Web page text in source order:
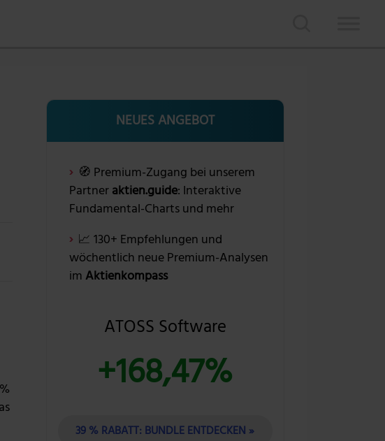
NEUES ANGEBOT
🧭 Premium-Zugang bei unserem
Partneraktien.guide: Interaktive
Fundamental-Charts und mehr
📈 130+ Empfehlungen und
wöchentlich neue Premium-Analysen
im Aktienkompass
ATOSS Software
+168,47%
39 % RABATT: BUNDLE ENTDECKEN »